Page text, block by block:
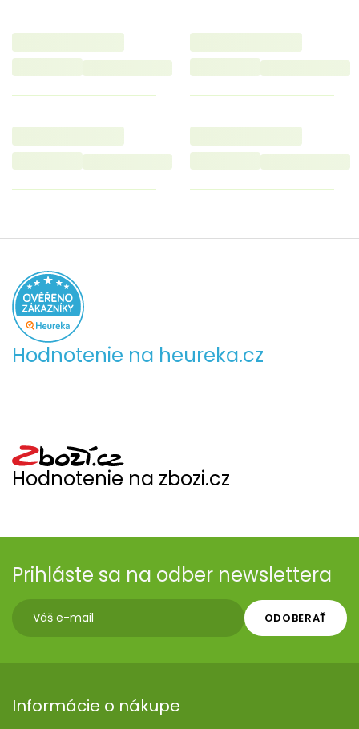
Hodnotenie na heureka.cz
Hodnotenie na zbozi.cz
Prihláste sa na odber newslettera
ODOBERAŤ
Informácie o nákupe